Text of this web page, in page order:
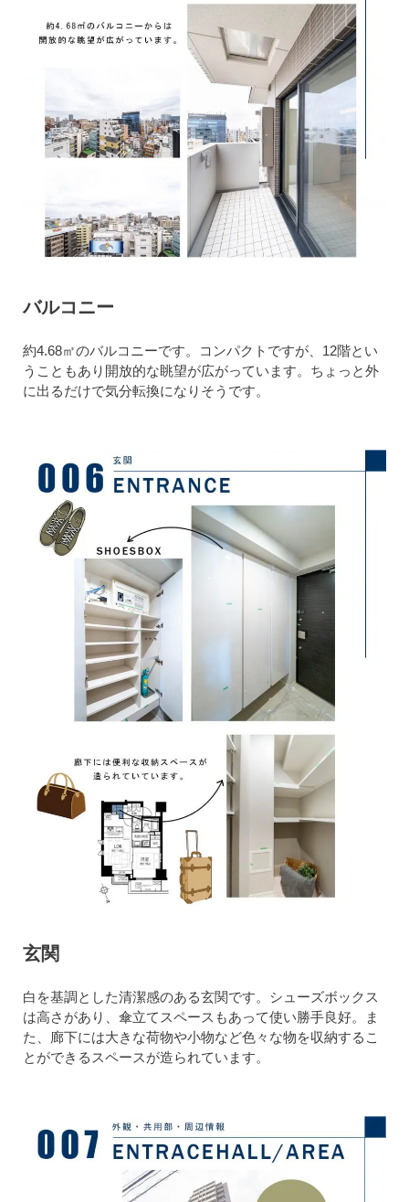
バルコニー
約4.68㎡のバルコニーです。コンパクトですが、12階とい
うこともあり開放的な眺望が広がっています。ちょっと外
に出るだけで気分転換になりそうです。
玄関
白を基調とした清潔感のある玄関です。シューズボックス
は高さがあり、傘立てスペースもあって使い勝手良好。ま
た、廊下には大きな荷物や小物など色々な物を収納するこ
とができるスペースが造られています。